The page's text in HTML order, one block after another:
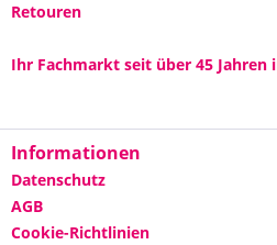
Retouren
Ihr Fachmarkt seit über 45 Jahren
Informationen
Datenschutz
AGB
Cookie-Richtlinien